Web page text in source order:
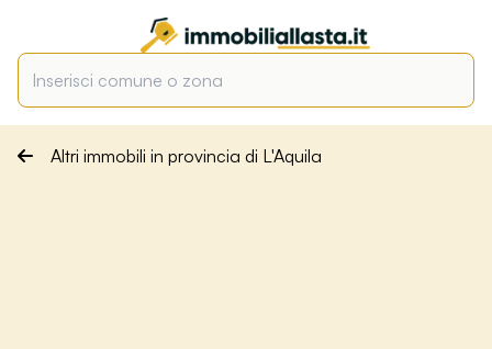
Altri immobili in provincia di L'Aquila